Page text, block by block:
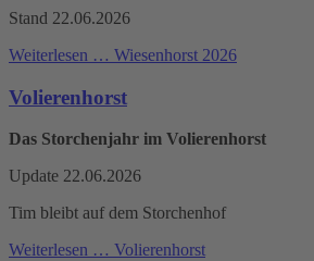
Stand 22.06.2026
Weiterlesen … Wiesenhorst 2026
Volierenhorst
Das Storchenjahr im Volierenhorst
Update 22.06.2026
Tim bleibt auf dem Storchenhof
Weiterlesen … Volierenhorst